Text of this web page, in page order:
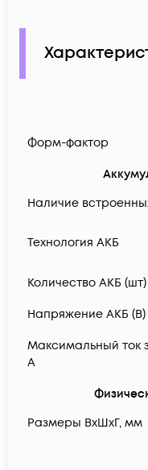
Форм-фактор
Наличие
Технология АКБ
Количество АКБ (шт)
Напряжение АКБ (В)
Максимальный ток
А
Размеры ВxШxГ, мм